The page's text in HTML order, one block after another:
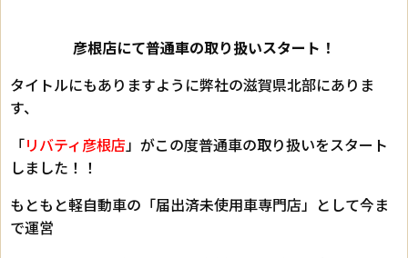
彦根店にて普通車の取り扱いスタート！
タイトルにもありますように弊社の滋賀県北部にありま
す、
「リバティ彦根店」がこの度普通車の取り扱いをスタート
しました！！
もともと軽自動車の「届出済未使用車専門店」として今ま
で運営